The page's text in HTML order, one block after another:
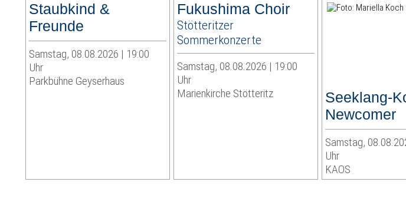
Staubkind &
Freunde
Samstag, 08.08.2026 | 19:00
Uhr
Parkbühne Geyserhaus
Fukushima Choir
Stötteritzer
Sommerkonzerte
Samstag, 08.08.2026 | 19:00
Uhr
Marienkirche Stötteritz
Seeklang-
Newcomer
Samstag,
Uhr
KAOS